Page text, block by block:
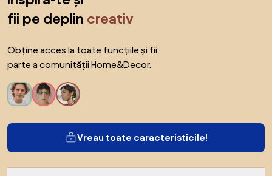
fii pe deplin creativ
Obține acces la toate funcțiile și fii
parte a comunității Home&Decor.
Vreau toate caracteristicile!